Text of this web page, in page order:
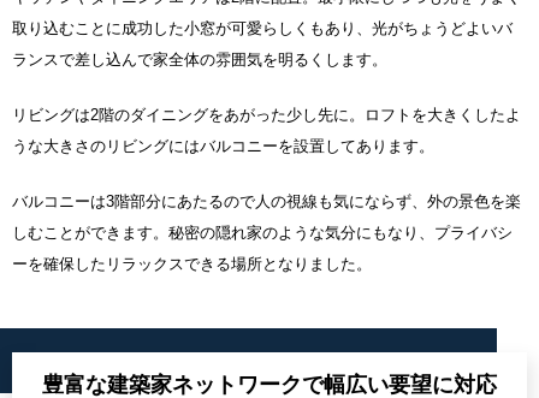
取り込むことに成功した小窓が可愛らしくもあり、光がちょうどよいバ
ランスで差し込んで家全体の雰囲気を明るくします。
リビングは2階のダイニングをあがった少し先に。ロフトを大きくしたよ
うな大きさのリビングにはバルコニーを設置してあります。
バルコニーは3階部分にあたるので人の視線も気にならず、外の景色を楽
しむことができます。秘密の隠れ家のような気分にもなり、プライバシ
ーを確保したリラックスできる場所となりました。
豊富な建築家ネットワークで幅広い要望に対応